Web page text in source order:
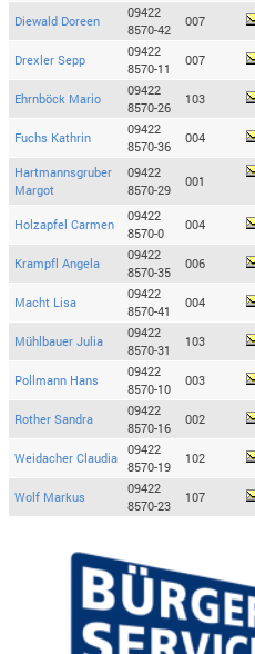
Diewald Doreen
09422
8570-42
007
Drexler Sepp
09422
8570-11
007
Ehrnböck Mario
09422
8570-26
103
Fuchs Kathrin
09422
8570-36
004
Hartmannsgruber
Margot
09422
8570-29
001
Holzapfel Carmen
09422
8570-0
004
Krampfl Angela
09422
8570-35
006
Macht Lisa
09422
8570-41
004
Mühlbauer Julia
09422
8570-31
103
Pollmann Hans
09422
8570-10
003
Rother Sandra
09422
8570-16
002
Weidacher Claudia
09422
8570-19
102
Wolf Markus
09422
8570-23
107